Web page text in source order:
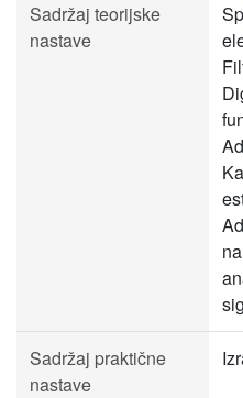
Sadržaj teorijske
nastave
Sadržaj praktične
nastave